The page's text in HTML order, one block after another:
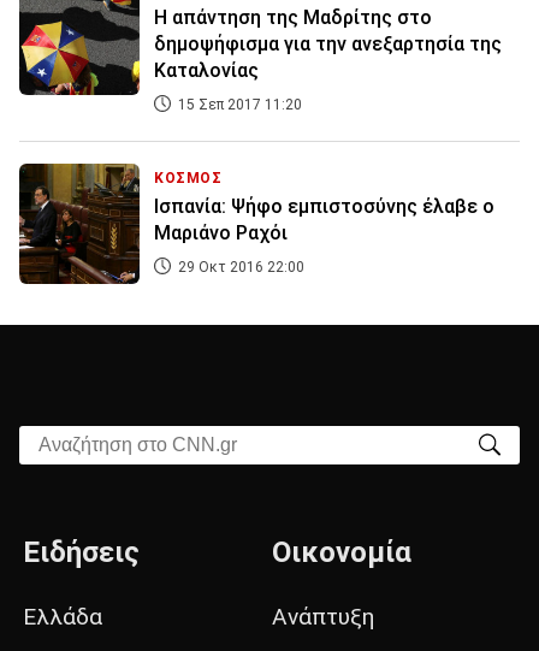
Η απάντηση της Μαδρίτης στο
δημοψήφισμα για την ανεξαρτησία της
Καταλονίας
15 Σεπ 2017 11:20
ΚΟΣΜΟΣ
Ισπανία: Ψήφο εμπιστοσύνης έλαβε ο
Μαριάνο Ραχόι
29 Οκτ 2016 22:00
Αναζήτηση στο CNN.gr
Ειδήσεις
Ελλάδα
Οικονομία
Ανάπτυξη